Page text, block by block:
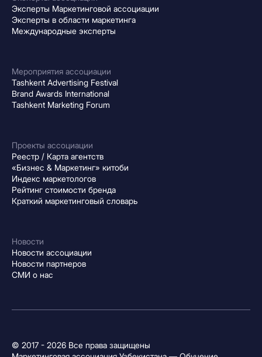
Эксперты Маркетинговой ассоциации
Эксперты в области маркетинга
Международные эксперты
Мероприятия ассоциации
Tashkent Advertising Festival
Brand Awards International
Tashkent Marketing Forum
Проекты ассоциации
Реестр / Карта агентств
«Бизнес & Маркетинг» китоби
Индекс маркетологов
Рейтинг стоимости бренда
Краткий маркетинговый словарь
Новости
Новости ассоциации
Новости партнеров
СМИ о нас
© 2017 - 2026 Все права защищены